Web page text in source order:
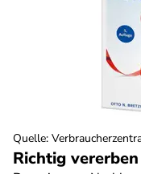
Richtig
Quelle: